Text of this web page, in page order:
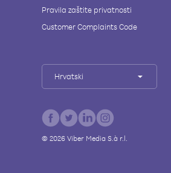
Pravila zaštite privatnosti
Customer Complaints Code
Hrvatski
© 2026Viber Media S.à r.l.